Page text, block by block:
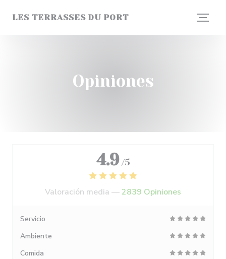
LES TERRASSES DU PORT
Opiniones
4.9 /5
Valoración media — 2839 Opiniones
Servicio
Ambiente
Comida